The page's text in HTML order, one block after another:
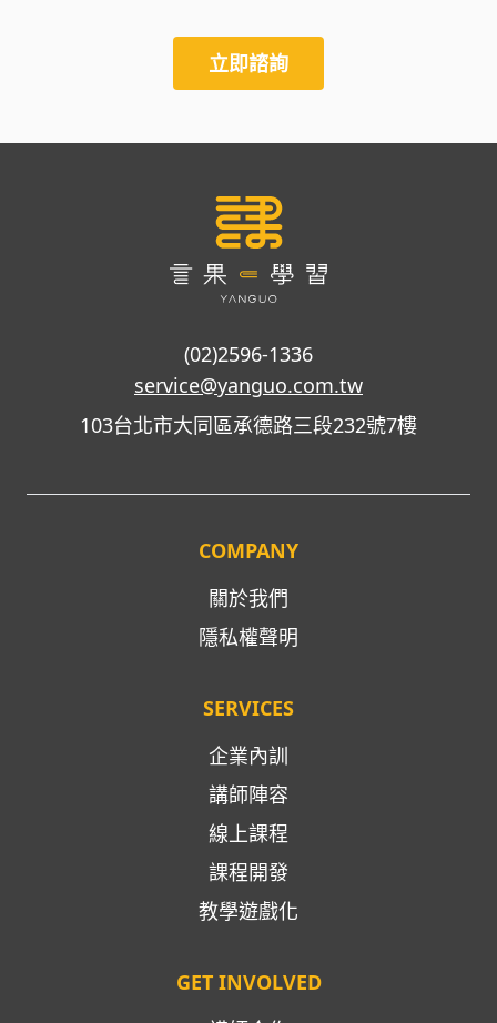
立即諮詢
(02)2596-1336
service@yanguo.com.tw
103台北市大同區承德路三段232號7樓
COMPANY
關於我們
隱私權聲明
SERVICES
企業內訓
講師陣容
線上課程
課程開發
教學遊戲化
GET INVOLVED